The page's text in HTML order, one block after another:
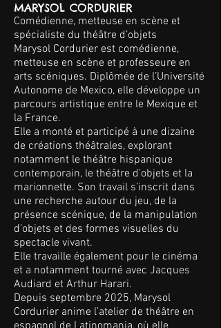
MARYSOL CORDURIER
Comédienne, metteuse en scène et
spécialiste du théâtre d’objets
Marysol Cordurier est comédienne,
metteuse en scène et professeure en
arts scéniques. Diplômée de l’Université
Autonome de Mexico, elle développe un
parcours artistique entre le Mexique et
la France.
Elle a monté et participé à une dizaine
de créations théâtrales, explorant
notamment le théâtre hispanique
contemporain, le théâtre d’objets et la
marionnette. Son travail s’inscrit dans
une recherche autour du jeu, de la
présence scénique, de la manipulation
d’objets et des formes visuelles du
spectacle vivant.
Elle travaille également pour le cinéma
et a notamment tourné avec Jacques
Audiard et Arthur Harari.
Depuis septembre 2025, Marysol
Cordurier anime l’atelier de théâtre en